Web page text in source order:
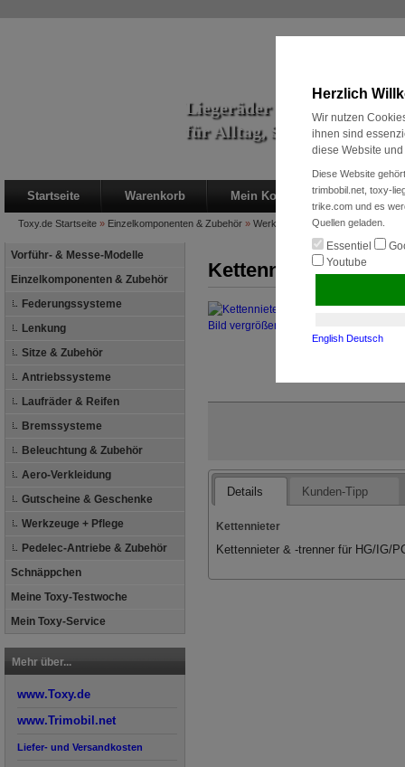
Liegeräder & Zubehör
für Alltag, Sport und
Startseite Warenkorb Mein Konto Neukunde?
Toxy.de Startseite » Einzelkomponenten & Zubehör » Werkzeuge + Pflege»Kettennieter
Vorführ- & Messe-Modelle
Einzelkomponenten & Zubehör
Federungssysteme
Lenkung
Sitze & Zubehör
Antriebssysteme
Laufräder & Reifen
Bremssysteme
Beleuchtung & Zubehör
Aero-Verkleidung
Gutscheine & Geschenke
Werkzeuge + Pflege
Pedelec-Antriebe & Zubehör
Schnäppchen
Meine Toxy-Testwoche
Mein Toxy-Service
Mehr über...
www.Toxy.de
www.Trimobil.net
Liefer- und Versandkosten
Kettennieter
Bild vergrößern
Details Kunden-Tipp
Kettennieter
Kettennieter & -trenner für HG/IG/
Herzlich
Wir nutzen
ihnen sind
diese Website
Diese Website
trimbobil.net, toxy-
trike.com und es
Quellen geladen.
Essentiel
Youtube
English Deutsch